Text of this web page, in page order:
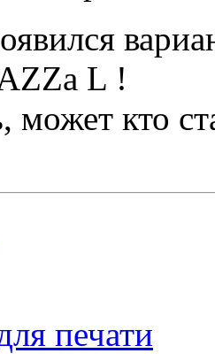
L !
может кто
печати